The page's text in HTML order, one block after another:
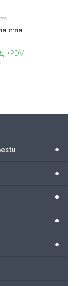
crna
+PDV
+
+
+
+
+